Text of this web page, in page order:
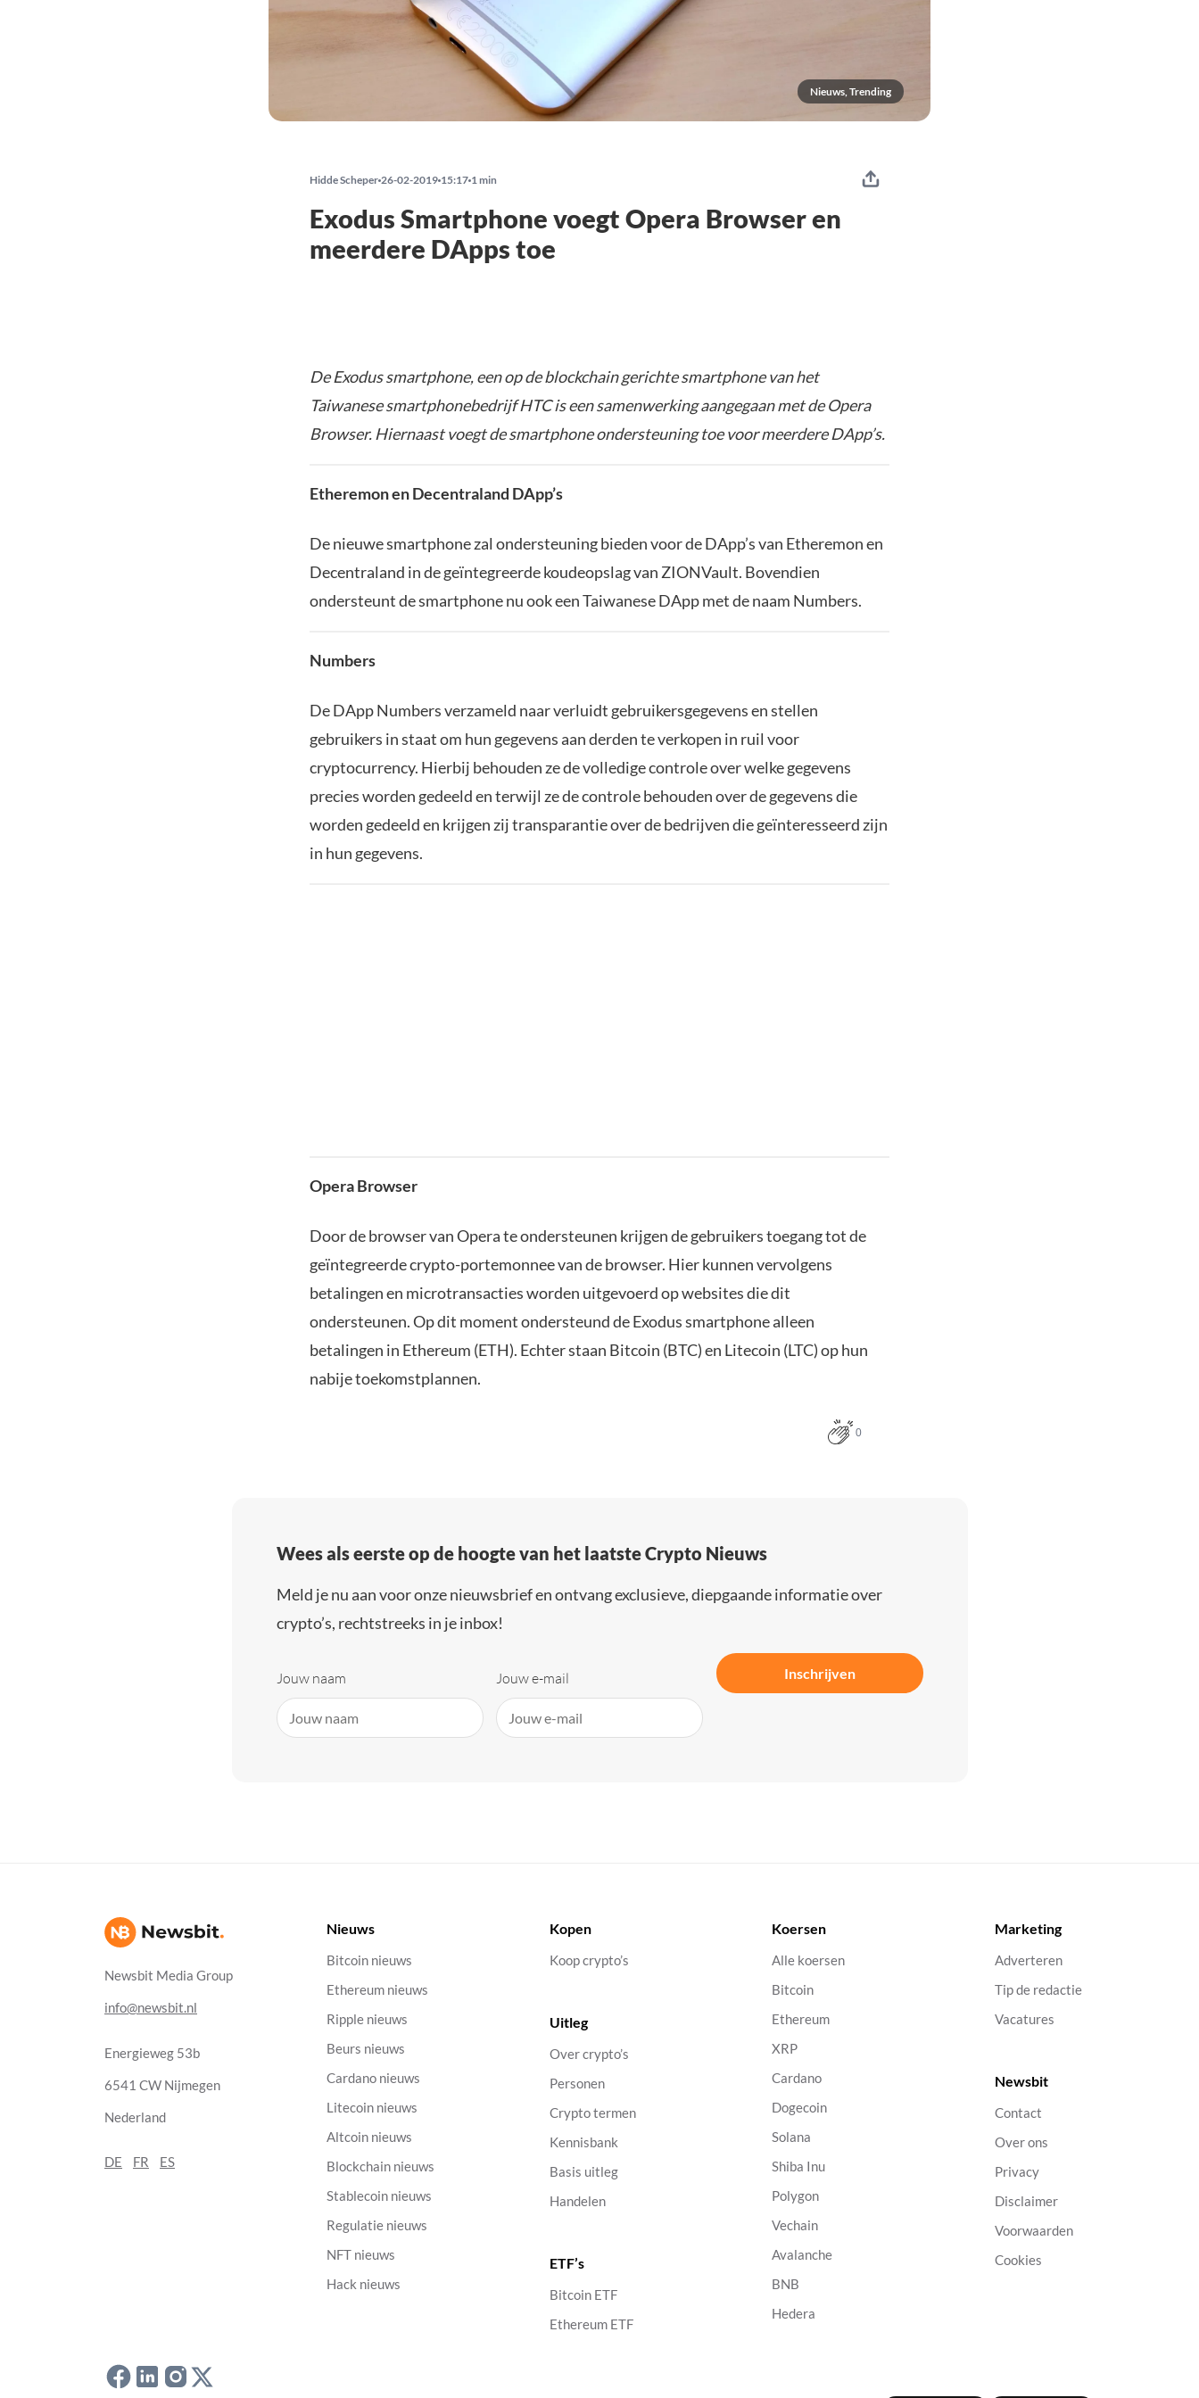
Nieuws, Trending
Hidde Scheper 26-02-2019 15:17 1 min
Exodus Smartphone voegt Opera Browser en
meerdere DApps toe
De Exodus smartphone, een op de blockchain gerichte smartphone van het
Taiwanese smartphonebedrijf HTC is een samenwerking aangegaan met de Opera
Browser. Hiernaast voegt de smartphone ondersteuning toe voor meerdere DApp’s.
Etheremon en Decentraland DApp’s
De nieuwe smartphone zal ondersteuning bieden voor de DApp’s van Etheremon en
Decentraland in de geïntegreerde koudeopslag van ZIONVault. Bovendien
ondersteunt de smartphone nu ook een Taiwanese DApp met de naam Numbers.
Numbers
De DApp Numbers verzameld naar verluidt gebruikersgegevens en stellen
gebruikers in staat om hun gegevens aan derden te verkopen in ruil voor
cryptocurrency. Hierbij behouden ze de volledige controle over welke gegevens
precies worden gedeeld en terwijl ze de controle behouden over de gegevens die
worden gedeeld en krijgen zij transparantie over de bedrijven die geïnteresseerd zijn
in hun gegevens.
Opera Browser
Door de browser van Opera te ondersteunen krijgen de gebruikers toegang tot de
geïntegreerde crypto-portemonnee van de browser. Hier kunnen vervolgens
betalingen en microtransacties worden uitgevoerd op websites die dit
ondersteunen. Op dit moment ondersteund de Exodus smartphone alleen
betalingen in Ethereum (ETH). Echter staan Bitcoin (BTC) en Litecoin (LTC) op hun
nabije toekomstplannen.
0
Wees als eerste op de hoogte van het laatste Crypto Nieuws
Meld je nu aan voor onze nieuwsbrief en ontvang exclusieve, diepgaande informatie over
crypto’s, rechtstreeks in je inbox!
Jouw naam Jouw e-mail Inschrijven
Newsbit Media Group
info@newsbit.nl
Energieweg 53b
6541 CW Nijmegen
Nederland
DE FR ES
Nieuws
Bitcoin nieuws
Ethereum nieuws
Ripple nieuws
Beurs nieuws
Cardano nieuws
Litecoin nieuws
Altcoin nieuws
Blockchain nieuws
Stablecoin nieuws
Regulatie nieuws
NFT nieuws
Hack nieuws
Kopen
Koop crypto’s
Uitleg
Over crypto’s
Personen
Crypto termen
Kennisbank
Basis uitleg
Handelen
ETF’s
Bitcoin ETF
Ethereum ETF
Koersen
Alle koersen
Bitcoin
Ethereum
XRP
Cardano
Dogecoin
Solana
Shiba Inu
Polygon
Vechain
Avalanche
BNB
Hedera
Marketing
Adverteren
Tip de redactie
Vacatures
Newsbit
Contact
Over ons
Privacy
Disclaimer
Voorwaarden
Cookies